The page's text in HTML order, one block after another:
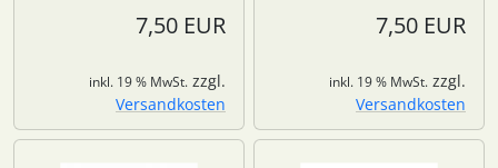
7,50 EUR
inkl. 19 % MwSt. zzgl.
Versandkosten
7,50 EUR
inkl. 19 % MwSt. zzgl.
Versandkosten